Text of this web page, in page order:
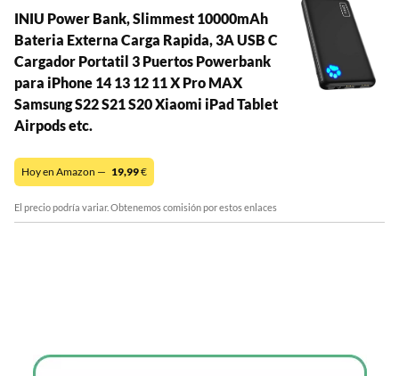
INIU Power Bank, Slimmest 10000mAh
Bateria Externa Carga Rapida, 3A USB C
Cargador Portatil 3 Puertos Powerbank
para iPhone 14 13 12 11 X Pro MAX
Samsung S22 S21 S20 Xiaomi iPad Tablet
Airpods etc.
Hoy en Amazon — 19,99€
El precio podría variar. Obtenemos comisión por estos enlaces